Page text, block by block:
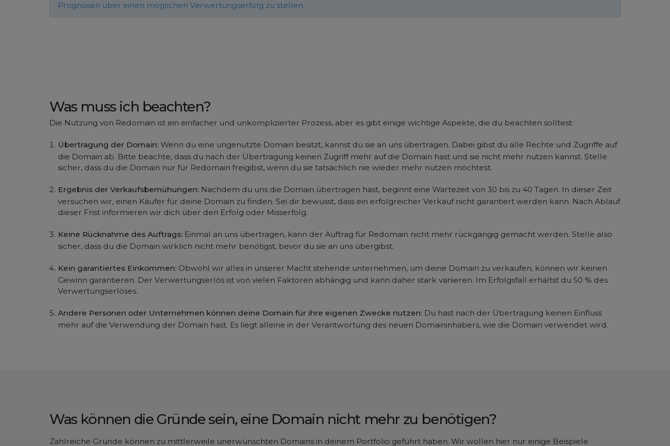
Prognosen über einen möglichen Verwertungserfolg zu stellen.
Was muss ich beachten?
Die Nutzung von Redomain ist ein einfacher und unkomplizierter Prozess, aber es gibt einige wichtige Aspekte, die du beachten solltest:
Übertragung der Domain: Wenn du eine ungenutzte Domain besitzt, kannst du sie an uns übertragen. Dabei gibst du alle Rechte und Zugriffe auf
die Domain ab. Bitte beachte, dass du nach der Übertragung keinen Zugriff mehr auf die Domain hast und sie nicht mehr nutzen kannst. Stelle
sicher, dass du die Domain nur für Redomain freigibst, wenn du sie tatsächlich nie wieder mehr nutzen möchtest.
Ergebnis der Verkaufsbemühungen: Nachdem du uns die Domain übertragen hast, beginnt eine Wartezeit von 30 bis zu 40 Tagen. In dieser Zeit
versuchen wir, einen Käufer für deine Domain zu finden. Sei dir bewusst, dass ein erfolgreicher Verkauf nicht garantiert werden kann. Nach Ablauf
dieser Frist informieren wir dich über den Erfolg oder Misserfolg.
Keine Rücknahme des Auftrags: Einmal an uns übertragen, kann der Auftrag für Redomain nicht mehr rückgängig gemacht werden. Stelle also
sicher, dass du die Domain wirklich nicht mehr benötigst, bevor du sie an uns übergibst.
Kein garantiertes Einkommen: Obwohl wir alles in unserer Macht stehende unternehmen, um deine Domain zu verkaufen, können wir keinen
Gewinn garantieren. Der Verwertungserlös ist von vielen Faktoren abhängig und kann daher stark variieren. Im Erfolgsfall erhältst du 50 % des
Verwertungserlöses.
Andere Personen oder Unternehmen können deine Domain für ihre eigenen Zwecke nutzen: Du hast nach der Übertragung keinen Einfluss
mehr auf die Verwendung der Domain hast. Es liegt alleine in der Verantwortung des neuen Domaininhabers, wie die Domain verwendet wird.
Was können die Gründe sein, eine Domain nicht mehr zu benötigen?
Zahlreiche Gründe können zu mittlerweile unerwünschten Domains in deinem Portfolio geführt haben. Wir wollen hier nur einige Beispiele